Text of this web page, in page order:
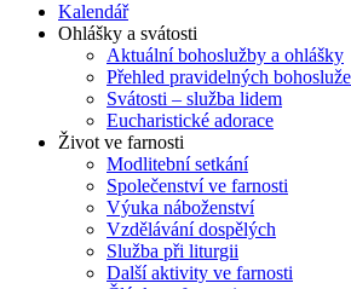
Kalendář
Ohlášky a svátosti
Aktuální bohoslužby a ohlášky
Přehled pravidelných
Svátosti – služba lidem
Eucharistické adorace
Život ve farnosti
Modlitební setkání
Společenství ve farnosti
Výuka náboženství
Vzdělávání dospělých
Služba při liturgii
Další aktivity ve farnosti